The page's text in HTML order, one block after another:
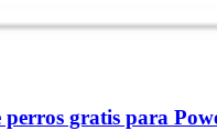
gratis para